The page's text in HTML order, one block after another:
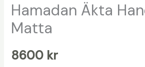
Hamadan Äkta
Matta
8600 kr